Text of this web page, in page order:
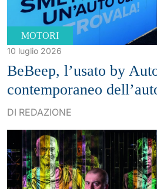
MOTORI
10 luglio 2026
BeBeep, l’usato by
contemporaneo
DI REDAZIONE